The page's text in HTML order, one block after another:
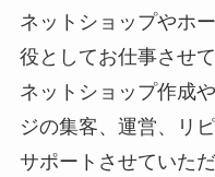
ネットショップやホ
役としてお仕事させ
ネットショップ作成
ジの集客、運営、リ
サポートさせていただ